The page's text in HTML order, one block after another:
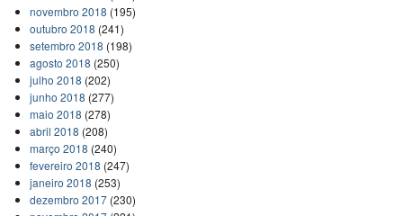
novembro 2018 (195)
outubro 2018 (241)
setembro 2018 (198)
agosto 2018 (250)
julho 2018 (202)
junho 2018 (277)
maio 2018 (278)
abril 2018 (208)
março 2018 (240)
fevereiro 2018 (247)
janeiro 2018 (253)
dezembro 2017(230)